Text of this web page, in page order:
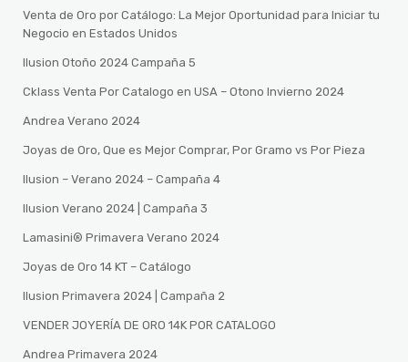
Venta de Oro por Catálogo: La Mejor Oportunidad para Iniciar tu
Negocio en Estados Unidos
Ilusion Otoño 2024 Campaña 5
Cklass Venta Por Catalogo en USA – Otono Invierno 2024
Andrea Verano 2024
Joyas de Oro, Que es Mejor Comprar, Por Gramo vs Por Pieza
Ilusion – Verano 2024 – Campaña 4
Ilusion Verano 2024 | Campaña 3
Lamasini®️ Primavera Verano 2024
Joyas de Oro 14 KT – Catálogo
Ilusion Primavera 2024 | Campaña 2
VENDER JOYERÍA DE ORO 14K POR CATALOGO
Andrea Primavera 2024